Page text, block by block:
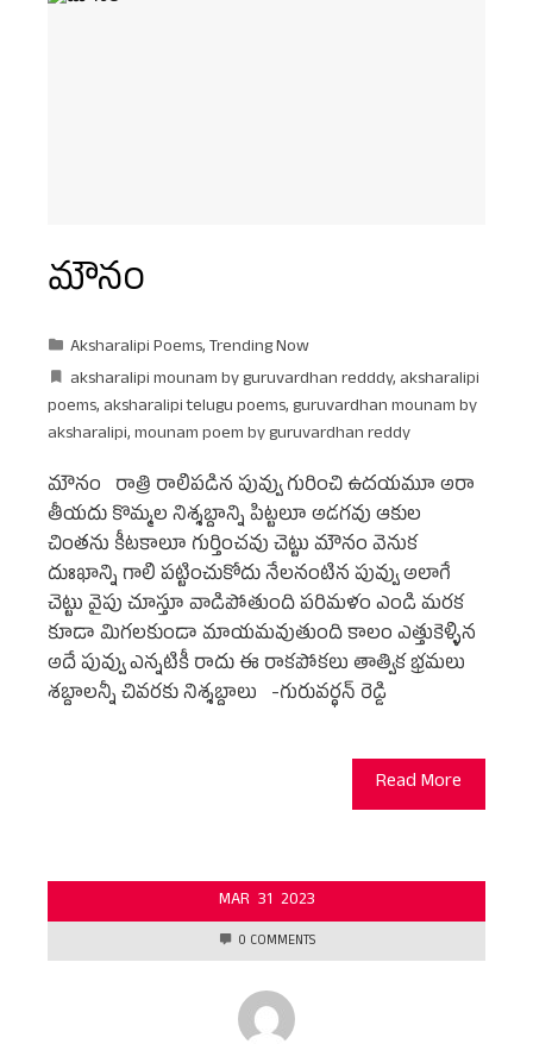
మౌనం
Aksharalipi Poems,Trending Now
aksharalipi mounam by guruvardhan redddy, aksharalipi
poems, aksharalipi telugu poems, guruvardhan mounam by
aksharalipi,mounam poem by guruvardhan reddy
మౌనం రాత్రి రాలిపడిన పువ్వు గురించి ఉదయమూ అరా
తీయదు కొమ్మల నిశ్శబ్దాన్ని పిట్టలూ అడగవు ఆకుల
చింతను కీటకాలూ గుర్తించవు చెట్టు మౌనం వెనుక
దుఃఖాన్ని గాలి పట్టించుకోదు నేలనంటిన పువ్వు అలాగే
చెట్టు వైపు చూస్తూ వాడిపోతుంది పరిమళం ఎండి మరక
కూడా మిగలకుండా మాయమవుతుంది కాలం ఎత్తుకెళ్ళిన
అదే పువ్వు ఎన్నటికీ రాదు ఈ రాకపోకలు తాత్విక భ్రమలు
శబ్దాలన్నీ చివరకు నిశ్శబ్దాలు -గురువర్ధన్ రెడ్డి
Read More
MAR 31 2023
0 COMMENTS